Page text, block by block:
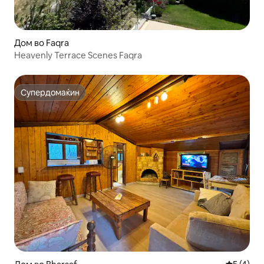
Дом во Faqra
Heavenly Terrace Scenes Faqra
Супердомаќин
Супердомаќин